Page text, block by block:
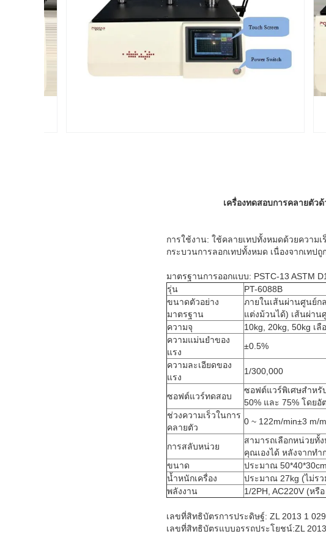
เครื่องทดสอบการคลายตัว
การใช้งาน: ใช้คลายเทปทั้งหมดด้วยความ
กระบวนการลอกเทปทั้งหมด เนื่องจากเทป
มาตรฐานการออกแบบ: PSTC-13 ASTM
รุ่น
PT-6088B
ขนาดตัวอย่าง
มาตรฐาน
ภายในเส้นผ่านศูนย์ก
แต่งม้วนได้) เส้นผ่าน
ความจุ
10kg, 20kg, 50kg เลื
ความแม่นยำของ
แรง
±0.5%
ความละเอียดของ
แรง
1/300,000
ซอฟต์แวร์ทดสอบ
ซอฟต์แวร์พิเศษสำหรั
50% และ 75% โดยอั
ช่วงความเร็วในการ
คลายตัว
0 ~ 122m/min±3 m/
การสลับหน่วย
สามารถเลือกหน่วยทั้
คุณเองได้ หลังจากท
ขนาด
ประมาณ
น้ำหนักเครื่อง
ประมาณ 27kg (ไม่ร
พลังงาน
1/2PH, AC220V (หรื
เลขที่สิทธิบัตรการประดิษฐ์: ZL 2013 1
เลขที่สิทธิบัตรแบบอรรถประโยชน์:ZL